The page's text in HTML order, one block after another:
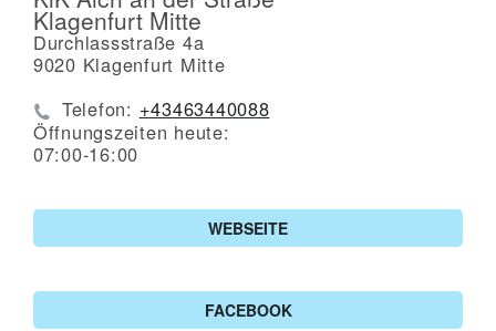
Klagenfurt Mitte
Durchlassstraße 4a
9020 Klagenfurt Mitte
Telefon: +43463440088
Öffnungszeiten heute:
07:00-16:00
WEBSEITE
FACEBOOK